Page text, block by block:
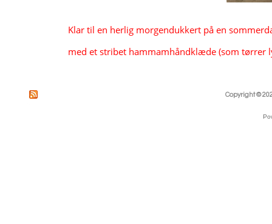
Klar til en herlig morgendukkert på en
med et stribet hammamhåndklæde (som tørrer
Copyright ©